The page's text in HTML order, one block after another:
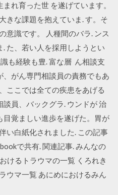
れ育った世 を遂げています。
きな課題を抱えていま. す。そ
意識です。 人種間のバラ. ンス
た、若い人を採用しようとい
も経験も豊. 富な層 ん相談支
がん専門相談員の責務でもあ
ここでは全ての疾患をあげる
員、バックグラ. ウンドが 治
覚ましい進歩を遂げた。胃が
い白紙化されました. この記事
で共有. 関連記事. みんなの
けるトラウマの一覧 くろれき
ウマ一覧 あにめにおけるみん